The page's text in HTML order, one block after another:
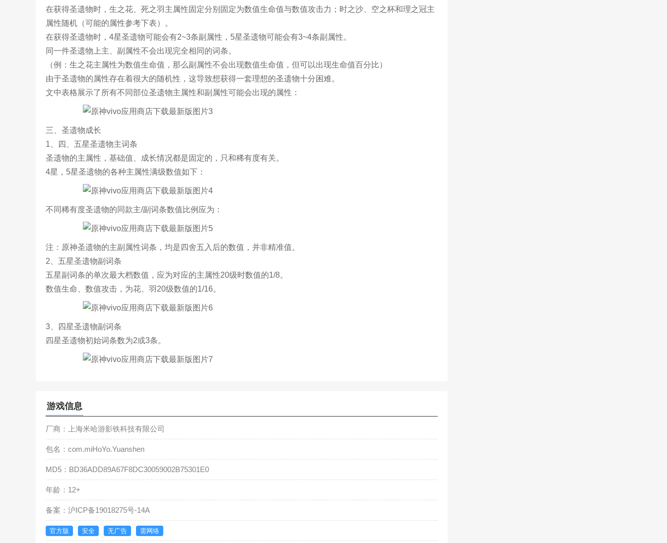
在获得圣遗物时，生之花、死之羽主属性固定分别固定为数值生命值与数值攻击力；时之沙、空之杯和理之冠主
属性随机（可能的属性参考下表）。
在获得圣遗物时，4星圣遗物可能会有2~3条副属性，5星圣遗物可能会有3~4条副属性。
同一件圣遗物上主、副属性不会出现完全相同的词条。
（例：生之花主属性为数值生命值，那么副属性不会出现数值生命值，但可以出现生命值百分比）
由于圣遗物的属性存在着很大的随机性，这导致想获得一套理想的圣遗物十分困难。
文中表格展示了所有不同部位圣遗物主属性和副属性可能会出现的属性：
三、圣遗物成长
1、四、五星圣遗物主词条
圣遗物的主属性，基础值、成长情况都是固定的，只和稀有度有关。
4星，5星圣遗物的各种主属性满级数值如下：
不同稀有度圣遗物的同款主/副词条数值比例应为：
注：原神圣遗物的主副属性词条，均是四舍五入后的数值，并非精准值。
2、五星圣遗物副词条
五星副词条的单次最大档数值，应为对应的主属性20级时数值的1/8。
数值生命、数值攻击，为花、羽20级数值的1/16。
3、四星圣遗物副词条
四星圣遗物初始词条数为2或3条。
游戏信息
厂商：上海米哈游影铁科技有限公司
包名：com.miHoYo.Yuanshen
MD5：BD36ADD89A67F8DC30059002B75301E0
年龄：12+
备案：沪ICP备19018275号-14A
官方版 安全 无广告 需网络